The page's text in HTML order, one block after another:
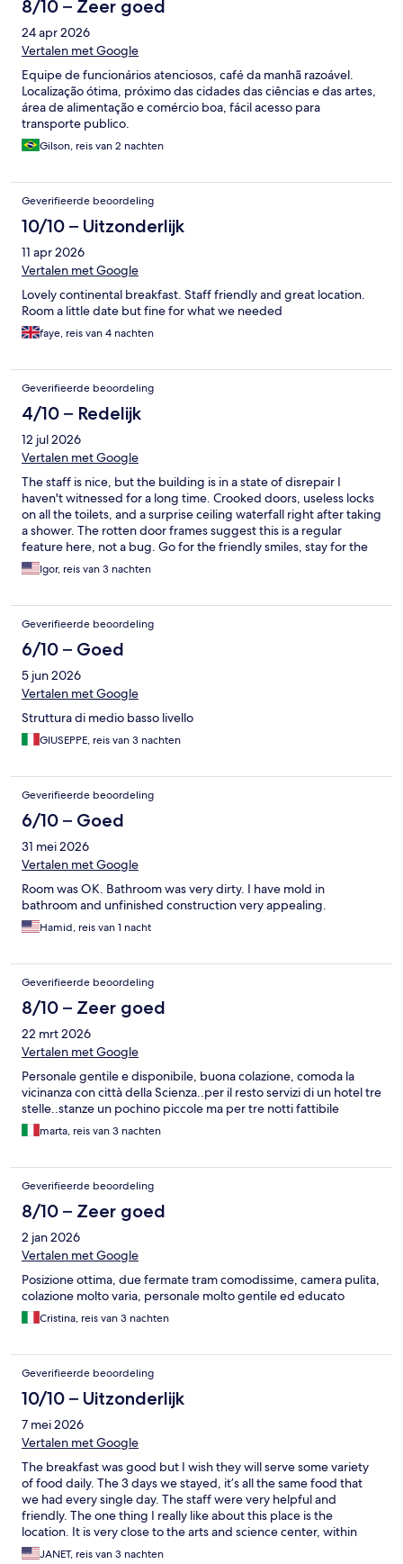
8/10 – Zeer goed
24 apr 2026
Vertalen met Google
Equipe de funcionários atenciosos, café da manhã razoável.
Localização ótima, próximo das cidades das ciências e das artes,
área de alimentação e comércio boa, fácil acesso para
transporte publico.
Gilson, reis van 2 nachten
Geverifieerde beoordeling
10/10 – Uitzonderlijk
11 apr 2026
Vertalen met Google
Lovely continental breakfast. Staff friendly and great location.
Room a little date but fine for what we needed
faye, reis van 4 nachten
Geverifieerde beoordeling
4/10 – Redelijk
12 jul 2026
Vertalen met Google
The staff is nice, but the building is in a state of disrepair I
haven't witnessed for a long time. Crooked doors, useless locks
on all the toilets, and a surprise ceiling waterfall right after taking
a shower. The rotten door frames suggest this is a regular
feature here, not a bug. Go for the friendly smiles, stay for the
indoor floods! 🌧️
Igor, reis van 3 nachten
Geverifieerde beoordeling
6/10 – Goed
5 jun 2026
Vertalen met Google
Struttura di medio basso livello
GIUSEPPE, reis van 3 nachten
Geverifieerde beoordeling
6/10 – Goed
31 mei 2026
Vertalen met Google
Room was OK. Bathroom was very dirty. I have mold in
bathroom and unfinished construction very appealing.
Hamid, reis van 1 nacht
Geverifieerde beoordeling
8/10 – Zeer goed
22 mrt 2026
Vertalen met Google
Personale gentile e disponibile, buona colazione, comoda la
vicinanza con città della Scienza..per il resto servizi di un hotel tre
stelle..stanze un pochino piccole ma per tre notti fattibile
marta, reis van 3 nachten
Geverifieerde beoordeling
8/10 – Zeer goed
2 jan 2026
Vertalen met Google
Posizione ottima, due fermate tram comodissime, camera pulita,
colazione molto varia, personale molto gentile ed educato
Cristina, reis van 3 nachten
Geverifieerde beoordeling
10/10 – Uitzonderlijk
7 mei 2026
Vertalen met Google
The breakfast was good but I wish they will serve some variety
of food daily. The 3 days we stayed, it’s all the same food that
we had every single day. The staff were very helpful and
friendly. The one thing I really like about this place is the
location. It is very close to the arts and science center, within
walking distance. The best part is, there’s a huge mall across the
JANET, reis van 3 nachten